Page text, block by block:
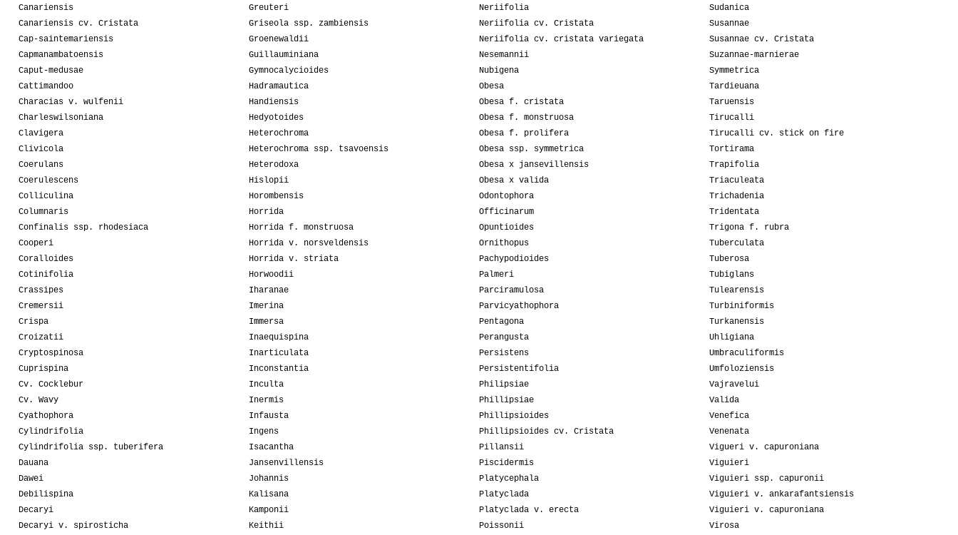
Canariensis
Canariensis cv. Cristata
Cap-saintemariensis
Capmanambatoensis
Caput-medusae
Cattimandoo
Characias v. wulfenii
Charleswilsoniana
Clavigera
Clivicola
Coerulans
Coerulescens
Colliculina
Columnaris
Confinalis ssp. rhodesiaca
Cooperi
Coralloides
Cotinifolia
Crassipes
Cremersii
Crispa
Croizatii
Cryptospinosa
Cuprispina
Cv. Cocklebur
Cv. Wavy
Cyathophora
Cylindrifolia
Cylindrifolia ssp. tuberifera
Dauana
Dawei
Debilispina
Decaryi
Decaryi v. spirosticha
Greuteri
Griseola ssp. zambiensis
Groenewaldii
Guillauminiana
Gymnocalycioides
Hadramautica
Handiensis
Hedyotoides
Heterochroma
Heterochroma ssp. tsavoensis
Heterodoxa
Hislopii
Horombensis
Horrida
Horrida f. monstruosa
Horrida v. norsveldensis
Horrida v. striata
Horwoodii
Iharanae
Imerina
Immersa
Inaequispina
Inarticulata
Inconstantia
Inculta
Inermis
Infausta
Ingens
Isacantha
Jansenvillensis
Johannis
Kalisana
Kamponii
Keithii
Neriifolia
Neriifolia cv. Cristata
Neriifolia cv. cristata variegata
Nesemannii
Nubigena
Obesa
Obesa f. cristata
Obesa f. monstruosa
Obesa f. prolifera
Obesa ssp. symmetrica
Obesa x jansevillensis
Obesa x valida
Odontophora
Officinarum
Opuntioides
Ornithopus
Pachypodioides
Palmeri
Parciramulosa
Parvicyathophora
Pentagona
Perangusta
Persistens
Persistentifolia
Philipsiae
Phillipsiae
Phillipsioides
Phillipsioides cv. Cristata
Pillansii
Piscidermis
Platycephala
Platyclada
Platyclada v. erecta
Poissonii
Sudanica
Susannae
Susannae cv. Cristata
Suzannae-marnierae
Symmetrica
Tardieuana
Taruensis
Tirucalli
Tirucalli cv. stick on fire
Tortirama
Trapifolia
Triaculeata
Trichadenia
Tridentata
Trigona f. rubra
Tuberculata
Tuberosa
Tubiglans
Tulearensis
Turbiniformis
Turkanensis
Uhligiana
Umbraculiformis
Umfoloziensis
Vajravelui
Valida
Venefica
Venenata
Vigueri v. capuroniana
Viguieri
Viguieri ssp. capuronii
Viguieri v. ankarafantsiensis
Viguieri v. capuroniana
Virosa